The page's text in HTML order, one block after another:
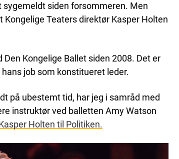
siden forsommeren. Men
Teaters direktør Kasper Holten
Kongelige Ballet siden 2008. Det er
job som konstitueret leder.
på ubestemt tid, har jeg i samråd med
instruktør ved balletten Amy Watson
Holten til Politiken.